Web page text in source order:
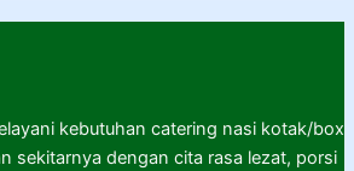
kebutuhan catering nasi kotak/box
sekitarnya dengan cita rasa lezat, porsi